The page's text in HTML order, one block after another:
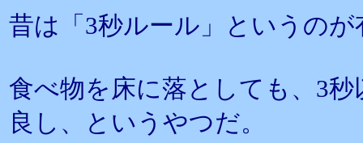
昔は「3秒ルール」というのが
食べ物を床に落としても、3
良し、というやつだ。